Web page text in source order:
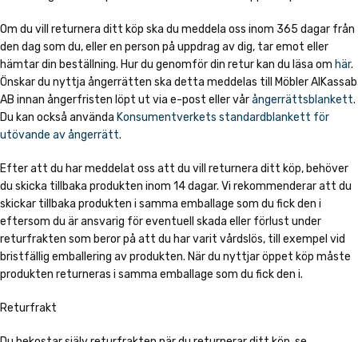
Om du vill returnera ditt köp ska du meddela oss inom 365 dagar från
den dag som du, eller en person på uppdrag av dig, tar emot eller
hämtar din beställning. Hur du genomför din retur kan du läsa om här.
Önskar du nyttja ångerrätten ska detta meddelas till Möbler AlKassab
AB innan ångerfristen löpt ut via e-post eller vårångerrättsblankett.
Du kan också använda Konsumentverkets standardblankett för
utövande av ångerrätt.
Efter att du har meddelat oss att du vill returnera ditt köp, behöver
du skicka tillbaka produkten inom 14 dagar. Vi rekommenderar att du
skickar tillbaka produkten i samma emballage som du fick den i
eftersom du är ansvarig för eventuell skada eller förlust under
returfrakten som beror på att du har varit vårdslös, till exempel vid
bristfällig emballering av produkten. När du nyttjar öppet köp måste
produkten returneras i samma emballage som du fick den i.
Returfrakt